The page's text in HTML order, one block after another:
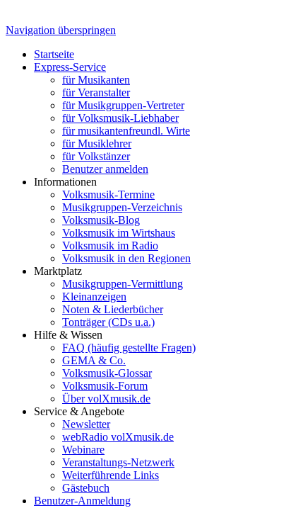
Navigation überspringen
Startseite
Express-Service
für Musikanten
für Veranstalter
für Musikgruppen-Vertreter
für Volksmusik-Liebhaber
für musikantenfreundl. Wirte
für Musiklehrer
für Volkstänzer
Benutzer anmelden
Informationen
Volksmusik-Termine
Musikgruppen-Verzeichnis
Volksmusik-Blog
Volksmusik im Wirtshaus
Volksmusik im Radio
Volksmusik in den Regionen
Marktplatz
Musikgruppen-Vermittlung
Kleinanzeigen
Noten & Liederbücher
Tonträger (CDs u.a.)
Hilfe & Wissen
FAQ (häufig gestellte Fragen)
GEMA & Co.
Volksmusik-Glossar
Volksmusik-Forum
Über volXmusik.de
Service & Angebote
Newsletter
webRadio volXmusik.de
Webinare
Veranstaltungs-Netzwerk
Weiterführende Links
Gästebuch
Benutzer-Anmeldung